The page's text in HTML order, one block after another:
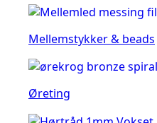
Mellemstykker & beads
Øreting